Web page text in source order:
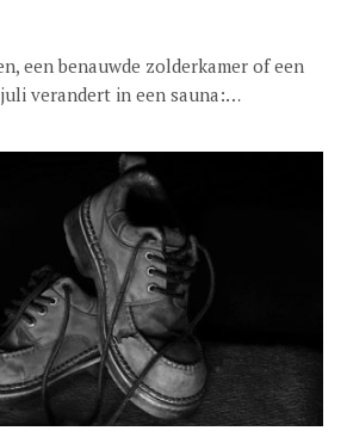
een benauwde zolderkamer of een
verandert in een sauna:…